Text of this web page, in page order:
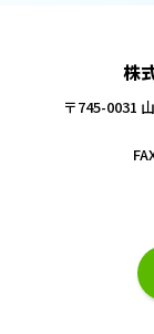
株
〒745-0031